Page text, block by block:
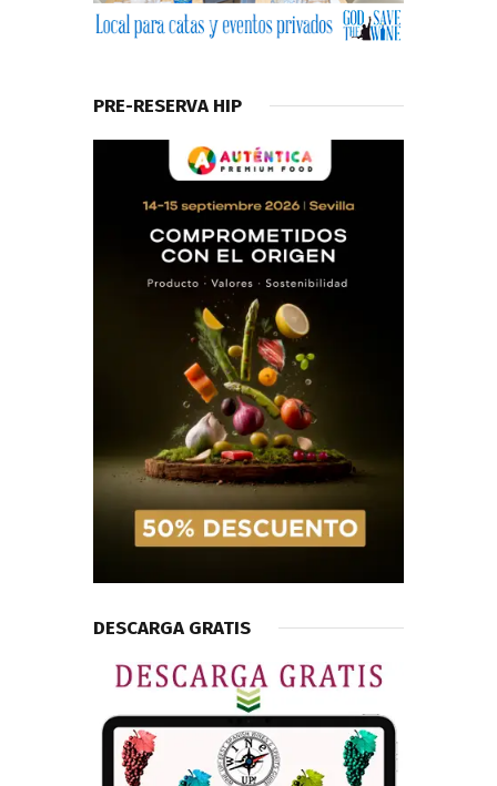
PRE-RESERVA HIP
DESCARGA GRATIS